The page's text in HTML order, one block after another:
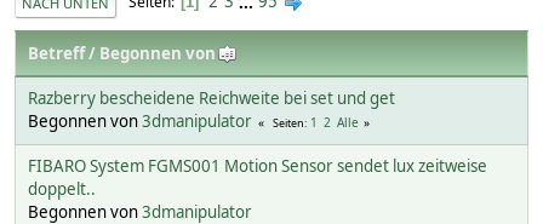
Betreff/ Begonnen von
Razberry bescheidene Reichweite bei set und get
Begonnen von3dmanipulator Seiten 1 2 Alle
FIBARO System FGMS001 Motion Sensor sendet lux zeitweise
doppelt..
Begonnen von3dmanipulator